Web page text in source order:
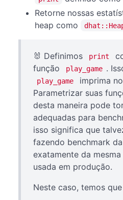
Retorne nossas
heap como
🐰 Definimos print
função
play_game .
play_game
imprima
Parametrizar suas
desta maneira pode
adequadas para
isso significa que
fazendo benchmark
exatamente da
usada em produção.
Neste caso, temos